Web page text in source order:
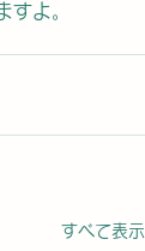
すよ。
すべて表示